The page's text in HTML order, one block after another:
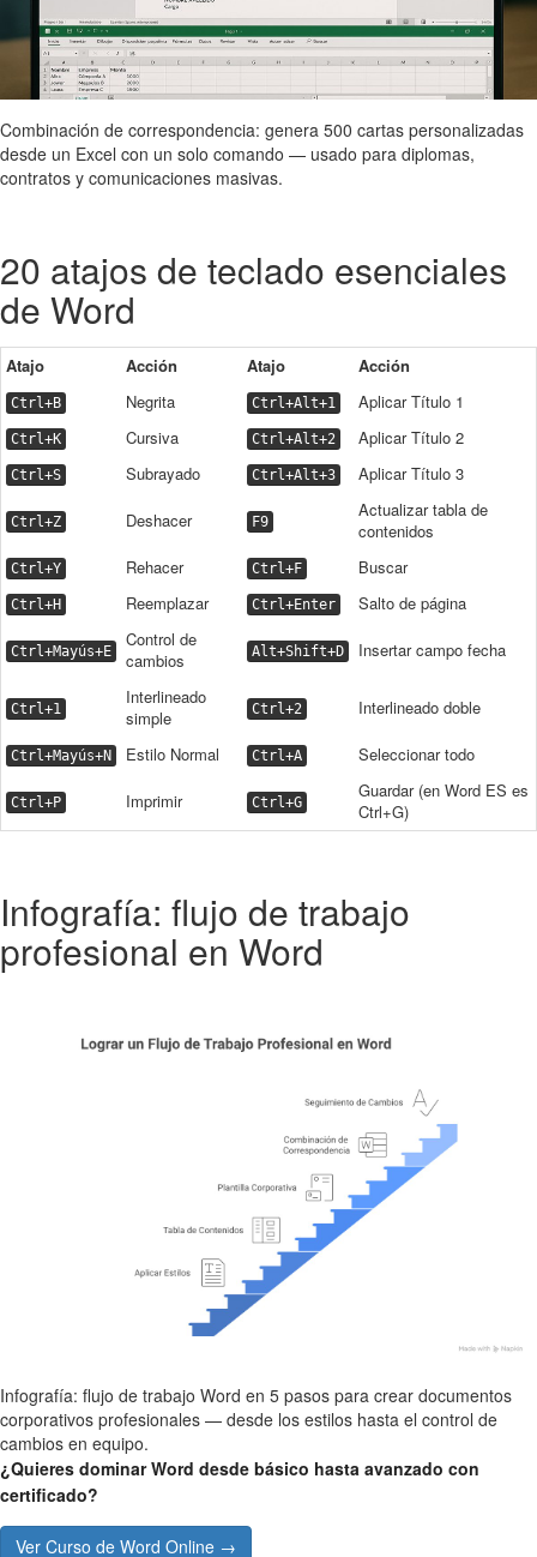
Combinación de correspondencia: genera 500 cartas personalizadas
desde un Excel con un solo comando — usado para diplomas,
contratos y comunicaciones masivas.
20 atajos de teclado esenciales
de Word
Atajo Acción Atajo Acción
Ctrl+B Negrita Ctrl+Alt+1 Aplicar Título 1
Ctrl+K Cursiva Ctrl+Alt+2 Aplicar Título 2
Ctrl+S Subrayado Ctrl+Alt+3 Aplicar Título 3
Ctrl+Z Deshacer F9
Actualizar tabla de
contenidos
Ctrl+Y Rehacer Ctrl+F Buscar
Ctrl+H Reemplazar Ctrl+Enter Salto de página
Ctrl+Mayús+E
Control de
cambios
Alt+Shift+D Insertar campo fecha
Ctrl+1
Interlineado
simple
Ctrl+2 Interlineado doble
Ctrl+Mayús+N Estilo Normal Ctrl+A Seleccionar todo
Ctrl+P Imprimir Ctrl+G
Guardar (en Word ES es
Ctrl+G)
Infografía: flujo de trabajo
profesional en Word
Infografía: flujo de trabajo Word en 5 pasos para crear documentos
corporativos profesionales — desde los estilos hasta el control de
cambios en equipo.
¿Quieres dominar Word desde básico hasta avanzado con
certificado?
Ver Curso de Word Online →